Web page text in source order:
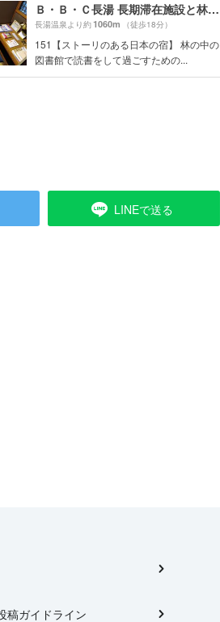
Ｂ・Ｂ・Ｃ長湯 長期滞在施設と林の中の小さな図書館
長湯温泉より約1060m （徒歩18分）
151【ストーリのある日本の宿】 林の中の
図書館で読書をして過ごすための...
LINEで送る
稿ガイドライン